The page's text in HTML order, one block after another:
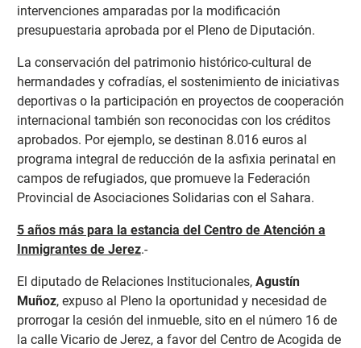
intervenciones amparadas por la modificación
presupuestaria aprobada por el Pleno de Diputación.
La conservación del patrimonio histórico-cultural de
hermandades y cofradías, el sostenimiento de iniciativas
deportivas o la participación en proyectos de cooperación
internacional también son reconocidas con los créditos
aprobados. Por ejemplo, se destinan 8.016 euros al
programa integral de reducción de la asfixia perinatal en
campos de refugiados, que promueve la Federación
Provincial de Asociaciones Solidarias con el Sahara.
5 años más para la estancia del Centro de Atención a
Inmigrantes de Jerez.-
El diputado de Relaciones Institucionales, Agustín
Muñoz, expuso al Pleno la oportunidad y necesidad de
prorrogar la cesión del inmueble, sito en el número 16 de
la calle Vicario de Jerez, a favor del Centro de Acogida de